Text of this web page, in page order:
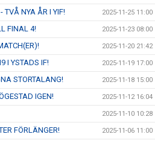
TVÅ NYA ÅR I YIF! 2025-11-25 11:00
FINAL 4! 2025-11-23 08:00
2025-11-20 21:42
I YSTADS IF! 2025-11-19 17:00
STORTALANG! 2025-11-18 15:00
IGEN! 2025-11-12 16:04
2025-11-10 10:28
FÖRLÄNGER! 2025-11-06 11:00